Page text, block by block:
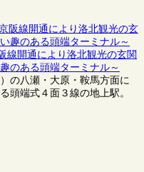
線開通により洛北観光の玄関
のある頭端ターミナル～
の八瀬・大原・鞍馬方面に
頭端式４面３線の地上駅。